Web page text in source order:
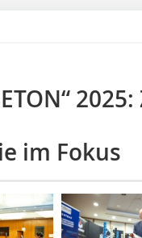
im Fokus